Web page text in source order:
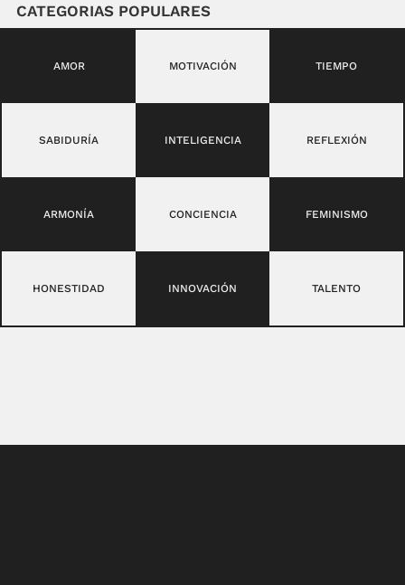
CATEGORIAS POPULARES
AMOR MOTIVACIÓN TIEMPO
SABIDURÍA INTELIGENCIA REFLEXIÓN
ARMONÍA CONCIENCIA FEMINISMO
HONESTIDAD INNOVACIÓN TALENTO